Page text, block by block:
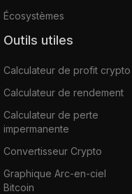
Écosystèmes
Outils utiles
Calculateur de profit crypto
Calculateur de rendement
Calculateur de perte
impermanente
Convertisseur Crypto
Graphique Arc-en-ciel
Bitcoin